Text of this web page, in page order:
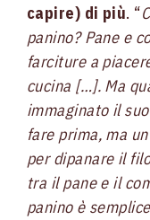
capire) di più. “
panino? Pane e
farciture a
cucina […]. Ma
immaginato il
fare prima, ma
per dipanare il
tra il pane e il
panino è